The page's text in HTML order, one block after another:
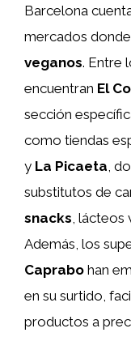
Barcelona
mercados
veganos. Entre
encuentran El
sección
como tiendas
y La Picaeta ,
substitutos de
snacks ,
Además, los
Caprabo han
en su surtido,
productos a